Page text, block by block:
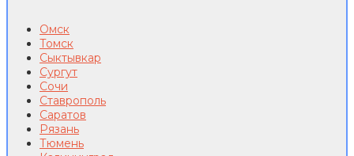
Омск
Томск
Сыктывкар
Сургут
Сочи
Ставрополь
Саратов
Рязань
Тюмень